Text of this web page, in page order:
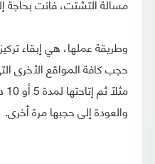
وطريقة عملها، هي إبقاء
والعودة إلى حجبها مرة أخرى.